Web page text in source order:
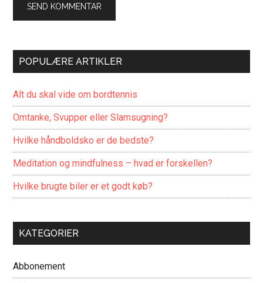
POPULÆRE ARTIKLER
Alt du skal vide om bordtennis
Omtanke, Svupper eller Slamsugning?
Hvilke håndboldsko er de bedste?
Meditation og mindfulness – hvad er forskellen?
Hvilke brugte biler er et godt køb?
KATEGORIER
Abbonement